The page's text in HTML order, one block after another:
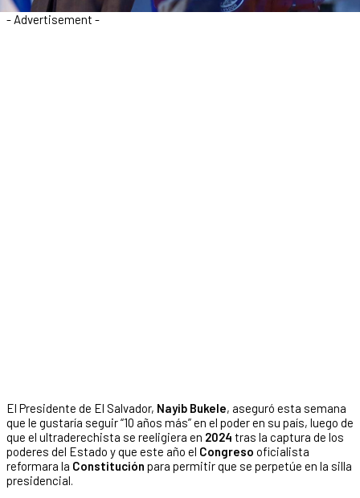
- Advertisement -
El Presidente de El Salvador, Nayib Bukele, aseguró esta semana
que le gustaría seguir “10 años más” en el poder en su país, luego de
que el ultraderechista se reeligiera en 2024 tras la captura de los
poderes del Estado y que este año el Congreso oficialista
reformara la Constitución para permitir que se perpetúe en la silla
presidencial.